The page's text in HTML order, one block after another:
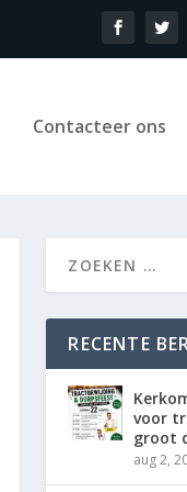
Contacteer ons
RECENTE
voor
groot
aug 2,